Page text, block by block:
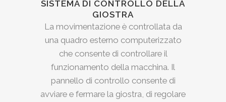
SISTEMA DI CONTROLLO DELLA
GIOSTRA
La movimentazione è controllata da
una quadro esterno computerizzato
che consente di controllare il
funzionamento della macchina. Il
pannello di controllo consente di
avviare e fermare la giostra, di regolare